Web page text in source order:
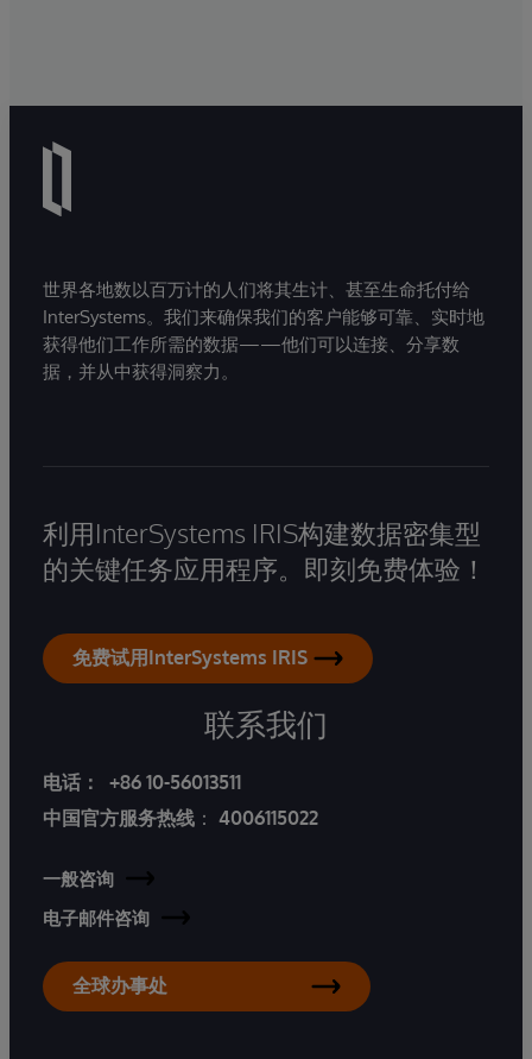
世界各地数以百万计的人们将其生计、甚至生命托付给
InterSystems。我们来确保我们的客户能够可靠、实时地
获得他们工作所需的数据——他们可以连接、分享数
据，并从中获得洞察力。
利用InterSystems IRIS构建数据密集型
的关键任务应用程序。即刻免费体验！
免费试用InterSystems IRIS
联系我们
电话：
+86 10-56013511
中国官方服务热线 ： 4006115022
一般咨询
电子邮件咨询
全球办事处